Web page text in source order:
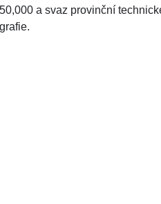
a svaz provinční